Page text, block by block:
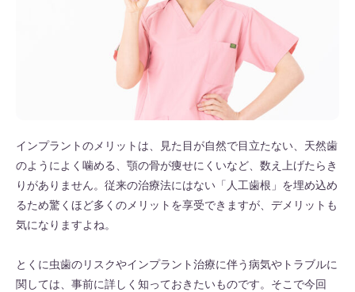
インプラントのメリットは、見た目が自然で目立たない、天然歯
のようによく噛める、顎の骨が痩せにくいなど、数え上げたらき
りがありません。従来の治療法にはない「人工歯根」を埋め込め
るため驚くほど多くのメリットを享受できますが、デメリットも
気になりますよね。
とくに虫歯のリスクやインプラント治療に伴う病気やトラブルに
関しては、事前に詳しく知っておきたいものです。そこで今回